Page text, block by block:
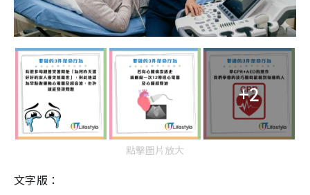
+2
點擊圖片放大
文字版：